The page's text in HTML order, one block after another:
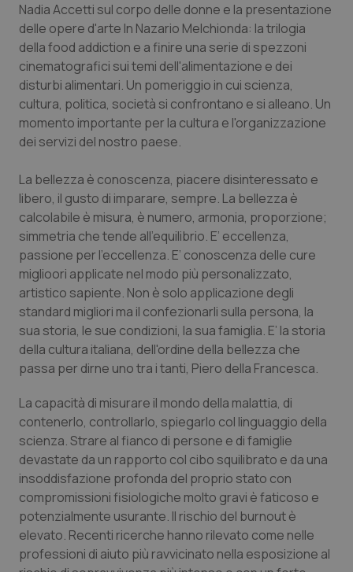
Toscana
Umbria
Valle D’Aosta
Veneto
Obesità
Oftalmologia
Oncodermatologia
Oncoematologia
Oncologia & Nutrizione
Psoriasi & pelle
Quotidiano Cardiologia
Quotidiano Chirurgia
Quotidiano Oncologia
Quotidiano Pediatria
Rene & patologie urogenitali
Salute orale & impianti
Sangue & coagulazione
Tiroide
Nadia Accetti sul corpo delle donne e la presentazione
delle opere d'arte In Nazario Melchionda: la trilogia
della food addiction e a finire una serie di spezzoni
cinematografici sui temi dell'alimentazione e dei
disturbi alimentari. Un pomeriggio in cui scienza,
cultura, politica, società si confrontano e si alleano. Un
momento importante per la cultura e l'organizzazione
dei servizi del nostro paese.
La bellezza è conoscenza, piacere disinteressato e
libero, il gusto di imparare, sempre. La bellezza è
calcolabile è misura, è numero, armonia, proporzione;
simmetria che tende all'equilibrio. E’ eccellenza,
passione per l’eccellenza. E’ conoscenza delle cure
miglioori applicate nel modo più personalizzato,
artistico sapiente. Non è solo applicazione degli
standard migliori ma il confezionarli sulla persona, la
sua storia, le sue condizioni, la sua famiglia. E’ la storia
della cultura italiana, dell'ordine della bellezza che
passa per dirne uno tra i tanti, Piero della Francesca.
La capacità di misurare il mondo della malattia, di
contenerlo, controllarlo, spiegarlo col linguaggio della
scienza. Strare al fianco di persone e di famiglie
devastate da un rapporto col cibo squilibrato e da una
insoddisfazione profonda del proprio stato con
compromissioni fisiologiche molto gravi è faticoso e
potenzialmente usurante. Il rischio del burnout è
elevato. Recenti ricerche hanno rilevato come nelle
professioni di aiuto più ravvicinato nella esposizione al